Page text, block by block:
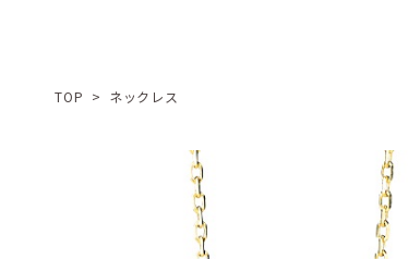
TOP > ネックレス